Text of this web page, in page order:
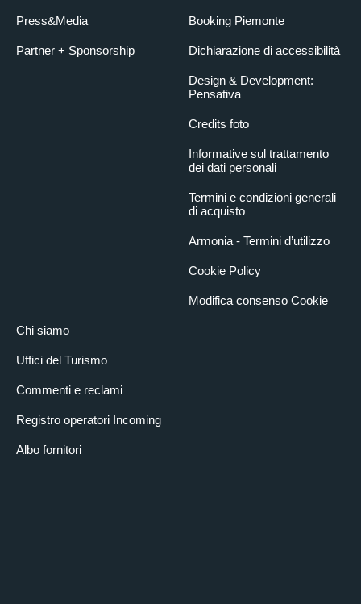
Press&Media
Partner + Sponsorship
Chi siamo
Uffici del Turismo
Commenti e reclami
Registro operatori Incoming
Albo fornitori
Booking Piemonte
Dichiarazione di accessibilità
Design & Development:
Pensativa
Credits foto
Informative sul trattamento
dei dati personali
Termini e condizioni generali
di acquisto
Armonia - Termini d’utilizzo
Cookie Policy
Modifica consenso Cookie